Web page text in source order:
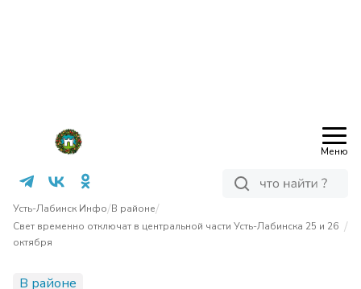
Меню
Усть-Лабинск Инфо/В районе/
Свет временно отключат в центральной части Усть-Лабинска 25 и 26
октября
/
В районе